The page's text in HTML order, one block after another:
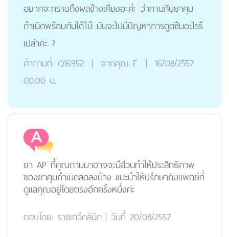
อยากจะทราบถึงผลข้างเคียงอะค่ะ ว่าทานกับยาคุม
กำเนิดพร้อมกันได้ไม๊ มันจะไปมีปัญหาการดูดซึมอะไรรึ
เปล่าคะ ?
คำถามที่: Q16952 | จากคุณ F. | 16/08/2557
00:00 น.
ยา AP ที่คุณถามมาอาจจะมีส่วนทำให้ประสิทธิภาพ
ของยาคุมกำเนิดลดลงบ้าง แนะนำให้ปรึกษากับแพทย์ที่
ดูแลคุณอยู่โดยตรงอีกครั้งหนึ่งค่ะ
ตอบโดย: ราชเทวีคลินิก | วันที่ 20/08/2557